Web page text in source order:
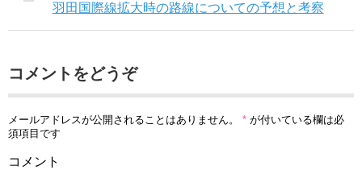
羽田国際線拡大時の路線についての予想と考察
コメントをどうぞ
メールアドレスが公開されることはありません。 * が付いている欄は必
須項目です
コメント